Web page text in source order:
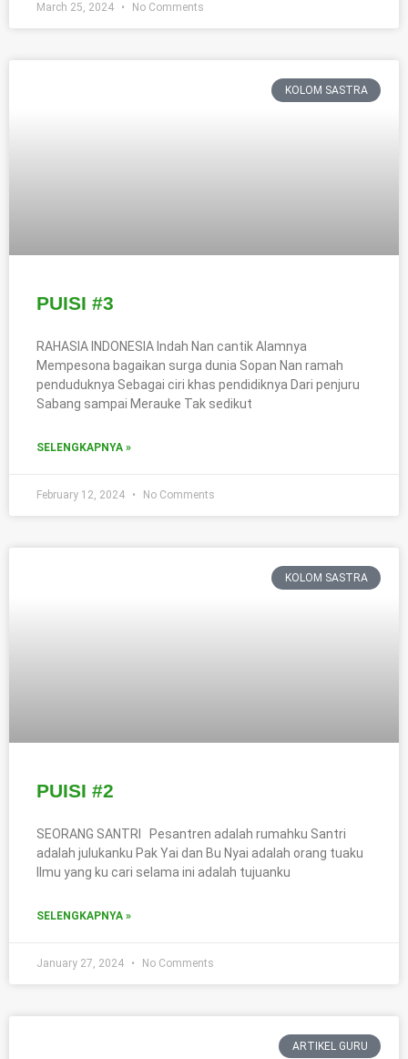
March 25, 2024 No Comments
KOLOM SASTRA
PUISI #3
RAHASIA INDONESIA Indah Nan cantik Alamnya
Mempesona bagaikan surga dunia Sopan Nan ramah
penduduknya Sebagai ciri khas pendidiknya Dari penjuru
Sabang sampai Merauke Tak sedikut
SELENGKAPNYA »
February 12, 2024 No Comments
KOLOM SASTRA
PUISI #2
SEORANG SANTRI Pesantren adalah rumahku Santri
adalah julukanku Pak Yai dan Bu Nyai adalah orang tuaku
Ilmu yang ku cari selama ini adalah tujuanku
SELENGKAPNYA »
January 27, 2024 No Comments
ARTIKEL GURU